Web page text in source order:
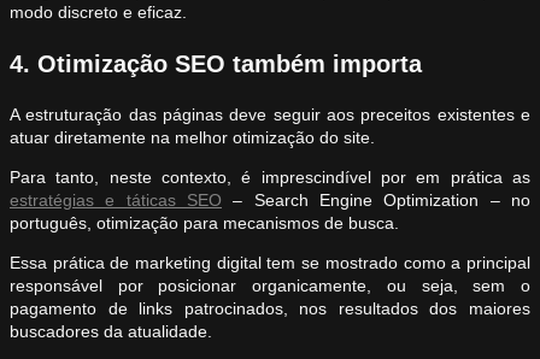
modo discreto e eficaz.
4. Otimização SEO também importa
A estruturação das páginas deve seguir aos preceitos existentes e
atuar diretamente na melhor otimização do site.
Para tanto, neste contexto, é imprescindível por em prática as
estratégias e táticas SEO – Search Engine Optimization – no
português, otimização para mecanismos de busca.
Essa prática de marketing digital tem se mostrado como a principal
responsável por posicionar organicamente, ou seja, sem o
pagamento de links patrocinados, nos resultados dos maiores
buscadores da atualidade.